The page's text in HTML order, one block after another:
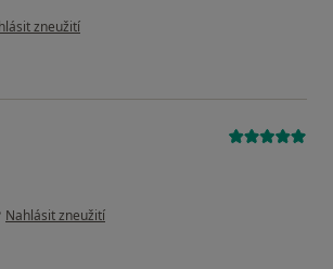
názoru uživatele Váš účet byl odstraněn
zneužití
podle názoru uživatele Pacient
Nahlásit zneužití